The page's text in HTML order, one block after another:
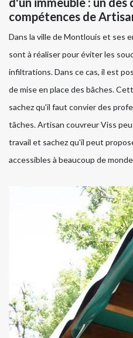
compétences de
Dans la ville de Montlouis et ses
sont à réaliser pour éviter les
infiltrations. Dans ce cas, il est
de mise en place des bâches.
sachez qu'il faut convier des
tâches. Artisan couvreur Viss
travail et sachez qu'il peut
accessibles à beaucoup de